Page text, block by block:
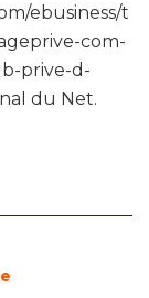
ebusiness/t
com-
prive-d-
du Net.